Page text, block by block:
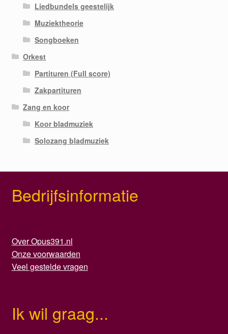
Liedbundels geestelijk
Muziektheorie
Songboeken
Orkest
Partituren (Full score)
Zakpartituren
Zang en koor
Koor bladmuziek
Solozang bladmuziek
Bedrijfsinformatie
Over Opus391.nl
Onze voorwaarden
Veel gestelde vragen
Ik wil graag...